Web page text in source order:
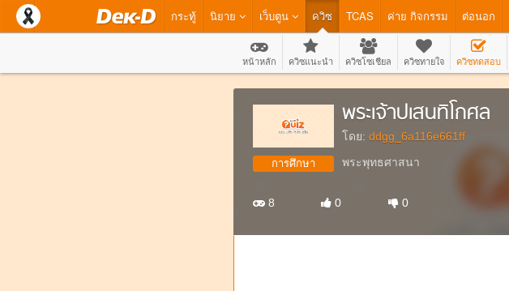
กระทู้ นิยาย เว็บตูน ควิซ TCAS ค่าย กิจกรรม ต่อนอก
หน้าหลัก ควิซแนะนำ ควิซโซเชียล ควิซทายใจ ควิซทดสอบ
การศึกษา
พระเจ้าปเสนทิโกศล
โดย: ddgg_6a116e661ff
พระพุทธศาสนา
8 0 0